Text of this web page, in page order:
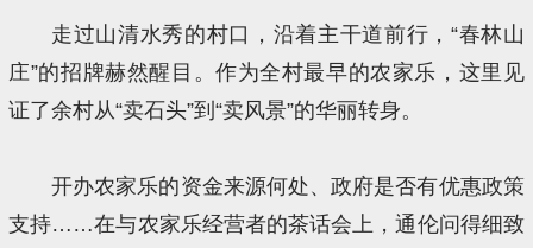
走过山清水秀的村口，沿着主干道前行，“春林山
庄”的招牌赫然醒目。作为全村最早的农家乐，这里见
证了余村从“卖石头”到“卖风景”的华丽转身。
开办农家乐的资金来源何处、政府是否有优惠政策
支持……在与农家乐经营者的茶话会上，通伦问得细致